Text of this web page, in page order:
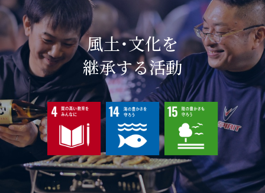
風土・文化を
継承する活動